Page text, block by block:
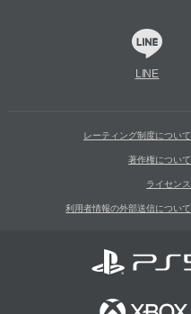
LINE
レーティング制度について
著作権について
ライセンス
利用者情報の外部送信について